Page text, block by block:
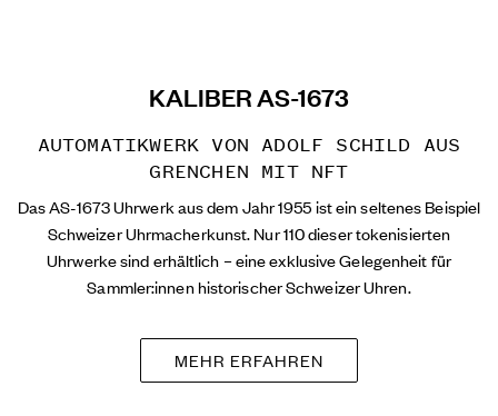
KALIBER AS-1673
AUTOMATIKWERK VON ADOLF SCHILD AUS
GRENCHEN MIT NFT
Das AS-1673 Uhrwerk aus dem Jahr 1955 ist ein seltenes Beispiel
Schweizer Uhrmacherkunst. Nur 110 dieser tokenisierten
Uhrwerke sind erhältlich – eine exklusive Gelegenheit für
Sammler:innen historischer Schweizer Uhren.
MEHR ERFAHREN